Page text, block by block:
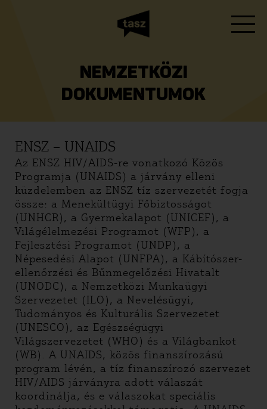
NEMZETKÖZI
DOKUMENTUMOK
ENSZ – UNAIDS
Az ENSZ HIV/AIDS-re vonatkozó Közös
Programja (UNAIDS) a járvány elleni
küzdelemben az ENSZ tíz szervezetét fogja
össze: a Menekültügyi Főbiztosságot
(UNHCR), a Gyermekalapot (UNICEF), a
Világélelmezési Programot (WFP), a
Fejlesztési Programot (UNDP), a
Népesedési Alapot (UNFPA), a Kábítószer-
ellenőrzési és Bűnmegelőzési Hivatalt
(UNODC), a Nemzetközi Munkaügyi
Szervezetet (ILO), a Nevelésügyi,
Tudományos és Kulturális Szervezetet
(UNESCO), az Egészségügyi
Világszervezetet (WHO) és a Világbankot
(WB). A UNAIDS, közös finanszírozású
program lévén, a tíz finanszírozó szervezet
HIV/AIDS járványra adott válaszát
koordinálja, és e válaszokat speciális